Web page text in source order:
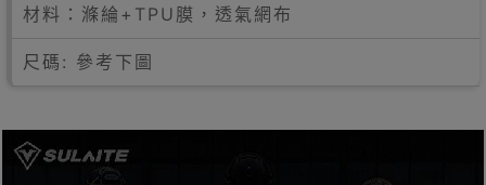
材料：滌綸+TPU膜，透氣網布
尺碼: 參考下圖